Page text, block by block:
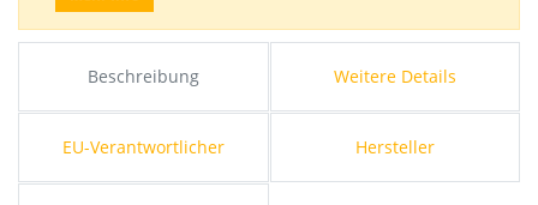
Beschreibung Weitere Details
EU-Verantwortlicher Hersteller